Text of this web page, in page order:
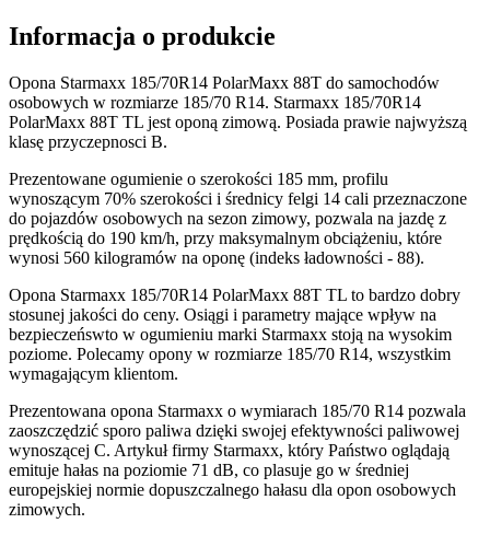
Informacja o produkcie
Opona Starmaxx 185/70R14 PolarMaxx 88T do samochodów
osobowych w rozmiarze 185/70 R14. Starmaxx 185/70R14
PolarMaxx 88T TL jest oponą zimową. Posiada prawie najwyższą
klasę przyczepnosci B.
Prezentowane ogumienie o szerokości 185 mm, profilu
wynoszącym 70% szerokości i średnicy felgi 14 cali przeznaczone
do pojazdów osobowych na sezon zimowy, pozwala na jazdę z
prędkością do 190 km/h, przy maksymalnym obciążeniu, które
wynosi 560 kilogramów na oponę (indeks ładowności - 88).
Opona Starmaxx 185/70R14 PolarMaxx 88T TL to bardzo dobry
stosunej jakości do ceny. Osiągi i parametry mające wpływ na
bezpieczeńswto w ogumieniu marki Starmaxx stoją na wysokim
poziome. Polecamy opony w rozmiarze 185/70 R14, wszystkim
wymagającym klientom.
Prezentowana opona Starmaxx o wymiarach 185/70 R14 pozwala
zaoszczędzić sporo paliwa dzięki swojej efektywności paliwowej
wynoszącej C. Artykuł firmy Starmaxx, który Państwo oglądają
emituje hałas na poziomie 71 dB, co plasuje go w średniej
europejskiej normie dopuszczalnego hałasu dla opon osobowych
zimowych.